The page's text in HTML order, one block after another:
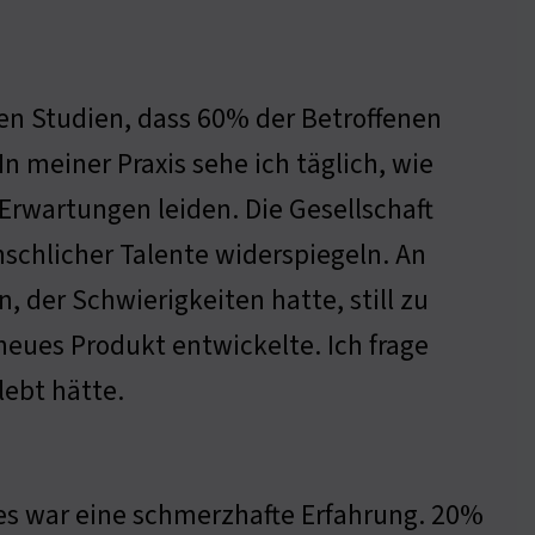
Studien, dass 60% der Betroffenen
meiner Praxis sehe ich täglich, wie
leiden. Die Gesellschaft
Talente widerspiegeln. An
der Schwierigkeiten hatte, still zu
Produkt entwickelte. Ich frage
hätte.
war eine schmerzhafte Erfahrung. 20%